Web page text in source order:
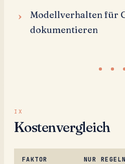
Modellverhalten für
dokumentieren
Kostenvergleich
FAKTOR NUR REGELN